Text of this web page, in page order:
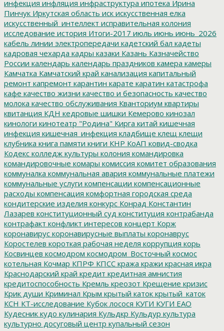
инфекция инфляция инфраструктура ипотека Ирина
Пинчук Иркутская область иск искусственная елка
искусственный_интеллект исправительная колония
исследование история Итоги-2017 июль июнь июнь_2026
кабель линии электропередачи кадетский бал кадеты
кадровая чехарда кадры казаки Казань Казначейство
России календарь календарь праздников камера камеры
Камчатка Камчатский край канализация капитальный
ремонт капремонт карантин карате каратин катастрофа
кафе качество жизни качество и безопасность качество
молока качество обслуживания Кванториум квартиры
квитанция КДН кедровые шишки Кемерово кинозал
кинологи кинотеатр "Родина" Кирга китай кишечная
инфекция кишечная_инфекция кладбище клещ клещи
клубника книга памяти книги КНР КоАП ковид-сводка
Кодекс колледж культуры колония командировка
командировочные комары комиссия комитет образования
коммуналка коммунальная авария коммунальные платежи
коммунальные услуги компенсации компенсационные
расходы компенсация комфортная городская среда
кондитерские изделия конкурс Конрад Константин
Лазарев конституционный суд конституция контрабанда
контрафакт конфликт интересов концерт Корж
коронавирус коронавирусные выплаты коронаврус
Коростелев короткая рабочая неделя коррупция корь
Косвинцев космодром космодром_Восточный космос
котельная Кочмар КПРФ КПСС кража кражи красная икра
Краснодарский край кредит кредитная амнистия
кредитоспособность Кремль креозот Крещение кризис
Крик души Криминал Крым крытый каток крытый_каток
КСН КТ-исследование Кубок лосося КУГИ КУГИ ЕАО
Кудесник кудо кулинария Кульдкр Кульдур культура
культурно досуговый центр купальный сезон